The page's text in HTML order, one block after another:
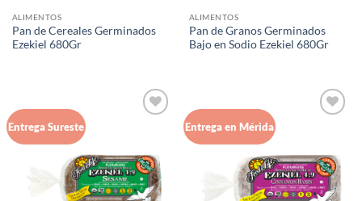
ALIMENTOS
Pan de Cereales Germinados
Ezekiel 680Gr
ALIMENTOS
Pan de Granos Germinados
Bajo en Sodio Ezekiel 680Gr
Entrega Sureste
Deseos
Entrega en Mérida
Deseos